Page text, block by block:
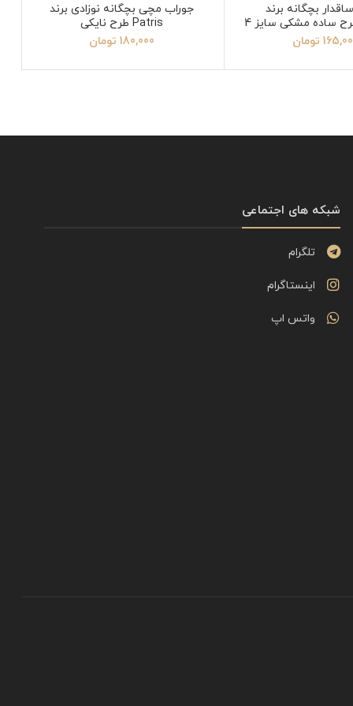
بچگانه برند
تومان
جوراب مچی بچگانه نوزادی برند
Patris طرح نایکی
180,000 تومان
شبکه های اجتماعی
تلگرام
اینستاگرام
واتس اپ